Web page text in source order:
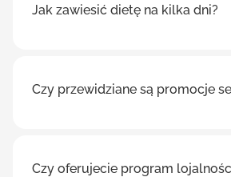
Jak zawiesić dietę na kilka dni?
Czy przewidziane są promocje
Czy oferujecie program